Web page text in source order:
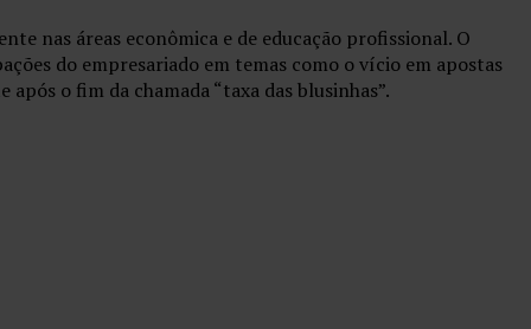
nas áreas econômica e de educação profissional. O
do empresariado em temas como o vício em apostas
o fim da chamada “taxa das blusinhas”.